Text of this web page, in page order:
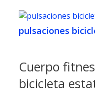
pulsaciones
Cuerpo
bicicleta